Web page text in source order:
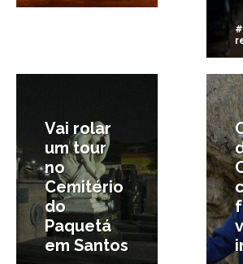
Vai rolar
um tour
no
Cemitério
do
Paquetá
em Santos